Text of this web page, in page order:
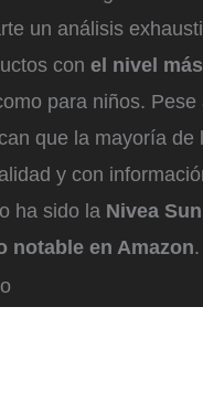
un análisis
con el nivel
para niños.
que la mayoría
y con
ha sido la Nivea
notable en Amazon.